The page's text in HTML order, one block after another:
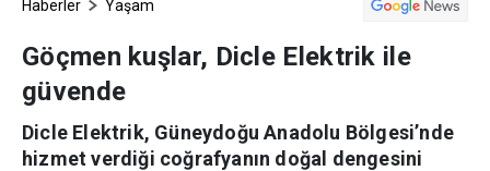
Haberler Yaşam
Göçmen kuşlar, Dicle Elektrik ile
güvende
Dicle Elektrik, Güneydoğu Anadolu Bölgesi’nde
hizmet verdiği coğrafyanın doğal dengesini